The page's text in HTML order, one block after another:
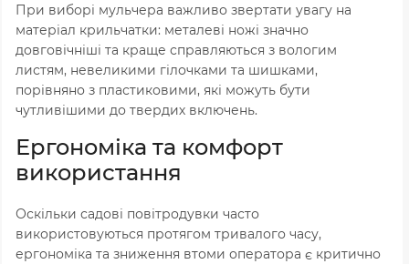
При виборі мульчера важливо звертати увагу на
матеріал крильчатки: металеві ножі значно
довговічніші та краще справляються з вологим
листям, невеликими гілочками та шишками,
порівняно з пластиковими, які можуть бути
чутливішими до твердих включень.
Ергономіка та комфорт
використання
Оскільки садові повітродувки часто
використовуються протягом тривалого часу,
ергономіка та зниження втоми оператора є критично